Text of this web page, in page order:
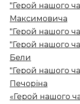
"Герой нашого
Максимовича
"Герой нашого
"Герой нашого
Бели
"Герой нашого
Печоріна
«Герой нашого